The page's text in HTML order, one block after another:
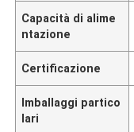
Capacità di alime
ntazione
Certificazione
Imballaggi partico
lari